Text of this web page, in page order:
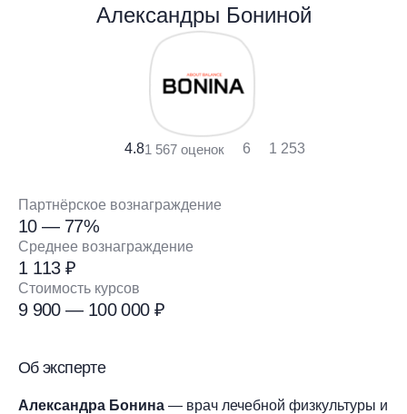
Александры Бониной
4.81 567 оценок 6 1 253
Партнёрское вознаграждение
10 — 77%
Среднее вознаграждение
1 113 ₽
Стоимость курсов
9 900 — 100 000 ₽
Об эксперте
Александра Бонина — врач лечебной физкультуры и